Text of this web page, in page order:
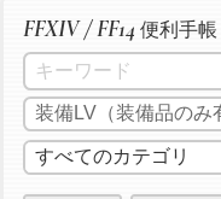
FFXIV / FF14 便利手帳